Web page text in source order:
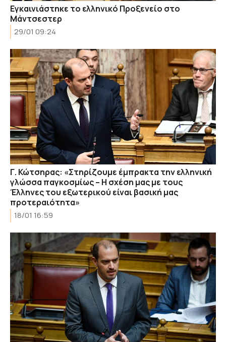
Εγκαινιάστηκε το ελληνικό Προξενείο στο
Μάντσεστερ
29/01 09:24
Γ. Κώτσηρας: «Στηρίζουμε έμπρακτα την ελληνική
γλώσσα παγκοσμίως – Η σχέση μας με τους
Έλληνες του εξωτερικού είναι βασική μας
προτεραιότητα»
18/01 16:59